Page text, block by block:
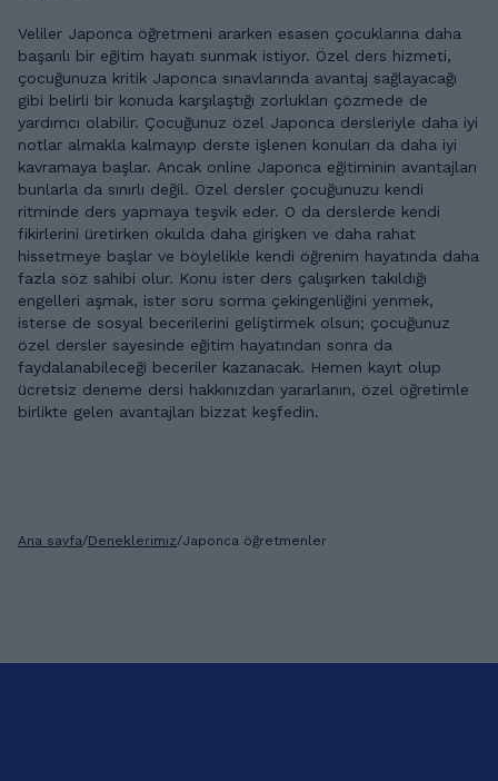
Veliler Japonca öğretmeni ararken esasen çocuklarına daha
başarılı bir eğitim hayatı sunmak istiyor. Özel ders hizmeti,
çocuğunuza kritik Japonca sınavlarında avantaj sağlayacağı
gibi belirli bir konuda karşılaştığı zorlukları çözmede de
yardımcı olabilir. Çocuğunuz özel Japonca dersleriyle daha iyi
notlar almakla kalmayıp derste işlenen konuları da daha iyi
kavramaya başlar. Ancak online Japonca eğitiminin avantajları
bunlarla da sınırlı değil. Özel dersler çocuğunuzu kendi
ritminde ders yapmaya teşvik eder. O da derslerde kendi
fikirlerini üretirken okulda daha girişken ve daha rahat
hissetmeye başlar ve böylelikle kendi öğrenim hayatında daha
fazla söz sahibi olur. Konu ister ders çalışırken takıldığı
engelleri aşmak, ister soru sorma çekingenliğini yenmek,
isterse de sosyal becerilerini geliştirmek olsun; çocuğunuz
özel dersler sayesinde eğitim hayatından sonra da
faydalanabileceği beceriler kazanacak. Hemen kayıt olup
ücretsiz deneme dersi hakkınızdan yararlanın, özel öğretimle
birlikte gelen avantajları bizzat keşfedin.
Ana sayfa/Deneklerimiz/Japonca öğretmenler